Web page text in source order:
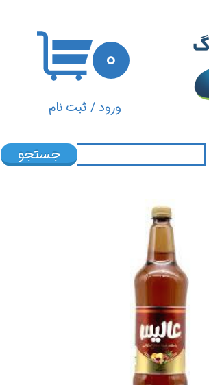
ورود/ ثبت نام
۰
جستجو